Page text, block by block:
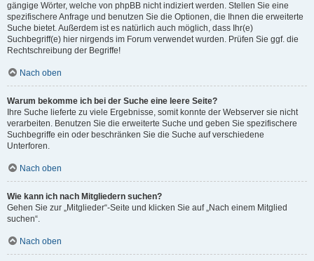
gängige Wörter, welche von phpBB nicht indiziert werden. Stellen Sie eine
spezifischere Anfrage und benutzen Sie die Optionen, die Ihnen die erweiterte
Suche bietet. Außerdem ist es natürlich auch möglich, dass Ihr(e)
Suchbegriff(e) hier nirgends im Forum verwendet wurden. Prüfen Sie ggf. die
Rechtschreibung der Begriffe!
Nach oben
Warum bekomme ich bei der Suche eine leere Seite?
Ihre Suche lieferte zu viele Ergebnisse, somit konnte der Webserver sie nicht
verarbeiten. Benutzen Sie die erweiterte Suche und geben Sie spezifischere
Suchbegriffe ein oder beschränken Sie die Suche auf verschiedene
Unterforen.
Nach oben
Wie kann ich nach Mitgliedern suchen?
Gehen Sie zur „Mitglieder“-Seite und klicken Sie auf „Nach einem Mitglied
suchen“.
Nach oben